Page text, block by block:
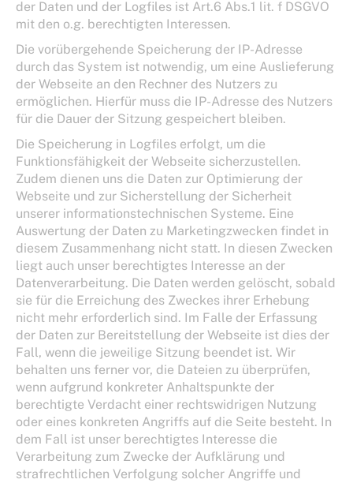
der Daten und der Logfiles ist Art.6 Abs.1 lit. f DSGVO
mit den o.g. berechtigten Interessen.
Die vorübergehende Speicherung der IP-Adresse
durch das System ist notwendig, um eine Auslieferung
der Webseite an den Rechner des Nutzers zu
ermöglichen. Hierfür muss die IP-Adresse des Nutzers
für die Dauer der Sitzung gespeichert bleiben.
Die Speicherung in Logfiles erfolgt, um die
Funktionsfähigkeit der Webseite sicherzustellen.
Zudem dienen uns die Daten zur Optimierung der
Webseite und zur Sicherstellung der Sicherheit
unserer informationstechnischen Systeme. Eine
Auswertung der Daten zu Marketingzwecken findet in
diesem Zusammenhang nicht statt. In diesen Zwecken
liegt auch unser berechtigtes Interesse an der
Datenverarbeitung. Die Daten werden gelöscht, sobald
sie für die Erreichung des Zweckes ihrer Erhebung
nicht mehr erforderlich sind. Im Falle der Erfassung
der Daten zur Bereitstellung der Webseite ist dies der
Fall, wenn die jeweilige Sitzung beendet ist. Wir
behalten uns ferner vor, die Dateien zu überprüfen,
wenn aufgrund konkreter Anhaltspunkte der
berechtigte Verdacht einer rechtswidrigen Nutzung
oder eines konkreten Angriffs auf die Seite besteht. In
dem Fall ist unser berechtigtes Interesse die
Verarbeitung zum Zwecke der Aufklärung und
strafrechtlichen Verfolgung solcher Angriffe und